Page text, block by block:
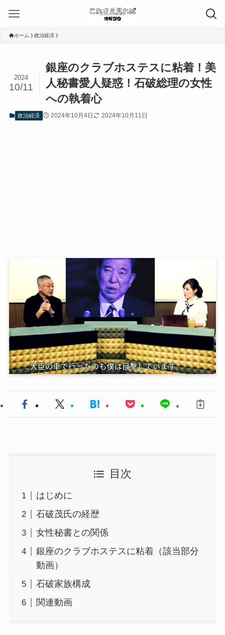
ホーム 政治経済
銀座のクラブホステスに粘着！美
人秘書愛人疑惑！石破総理の女性
への執着心
2024
10/11
政治経済 2024年10月4日 2024年10月11日
目次
はじめに
石破茂氏の経歴
女性秘書との関係
銀座のクラブホステスに粘着（該当部分
動画）
石破家族構成
関連動画